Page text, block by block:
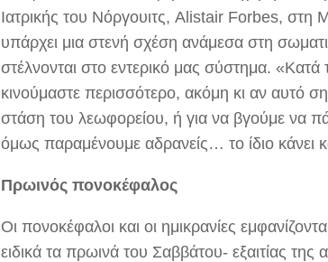
Ιατρικής του Νόργουιτς, Alistair Forbes, στη
υπάρχει μια στενή σχέση ανάμεσα στη
στέλνονται στο εντερικό μας σύστημα. «Κατά
κινούμαστε περισσότερο, ακόμη κι αν αυτό
στάση του λεωφορείου, ή για να βγούμε να
όμως παραμένουμε αδρανείς… το ίδιο κάνει
Πρωινός πονοκέφαλος
Οι πονοκέφαλοι και οι ημικρανίες
ειδικά τα πρωινά του Σαββάτου- εξαιτίας της